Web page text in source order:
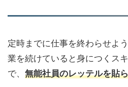
定時までに仕事を終わらせよ
業を続けていると身につくス
で、 無能社員のレッテルを貼